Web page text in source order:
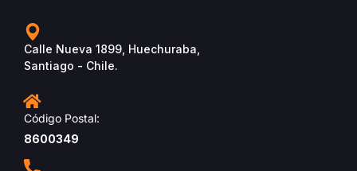
Calle Nueva 1899, Huechuraba,
Santiago - Chile.
Código Postal:
8600349